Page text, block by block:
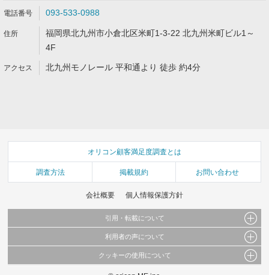
093-533-0988
福岡県北九州市小倉北区米町1-3-22 北九州米町ビル1～
4F
北九州モノレール 平和通より 徒歩 約4分
オリコン顧客満足度調査とは
調査方法 掲載規約 お問い合わせ
会社概要 個人情報保護方針
引用・転載について
当サイトで公開されている情報（文字、写真、イラスト、画像データ等）及びこれらの配
これらの情報を権利者の許可なく無断転載・複製などの二次利用を行うことは固く禁じて
利用者の声について
当サイトに掲載している内容はすべてサービスの利用者が提出された見解・感想です。
クッキーの使用について